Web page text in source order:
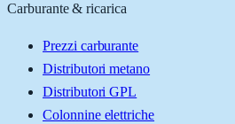
Carburante & ricarica
Prezzi carburante
Distributori metano
Distributori GPL
Colonnine elettriche